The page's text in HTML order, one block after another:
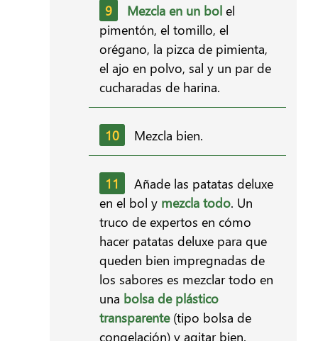
Mezcla en un bol el
pimentón, el tomillo, el
orégano, la pizca de pimienta,
el ajo en polvo, sal y un par de
cucharadas de harina.
Mezcla bien.
Añade las patatas deluxe
en el bol y mezcla todo. Un
truco de expertos en cómo
hacer patatas deluxe para que
queden bien impregnadas de
los sabores es mezclar todo en
una bolsa de plástico
transparente(tipo bolsa de
congelación) y agitar bien.